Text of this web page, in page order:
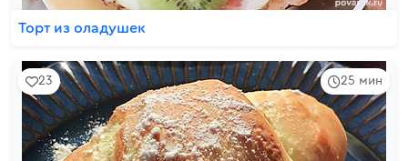
Торт из оладушек
25 мин
23